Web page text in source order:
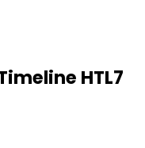
HTL7